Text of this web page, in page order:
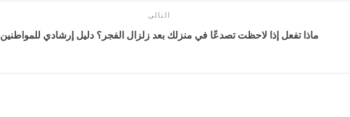
التالى
ماذا تفعل إذا لاحظت تصدعًا في منزلك بعد زلزال الفجر؟ دليل إرشادي للمواطنين